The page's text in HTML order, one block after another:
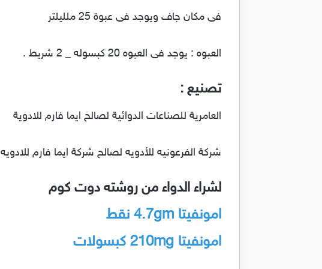
فى مكان جاف ويوجد فى عبوة 25 ملليلتر
العبوه : يوجد فى العبوه 20 كبسوله _ 2 شريط .
تصنيع :
العامرية للصناعات الدوائية لصالح ايما فارم للادوية
شركة الفرعونيه للأدويه لصالح شركة ايما فارم للادويه
لشراء الدواء من روشته دوت كوم
امونفيتا 4.7gm نقط
امونفيتا 210mg كبسولات